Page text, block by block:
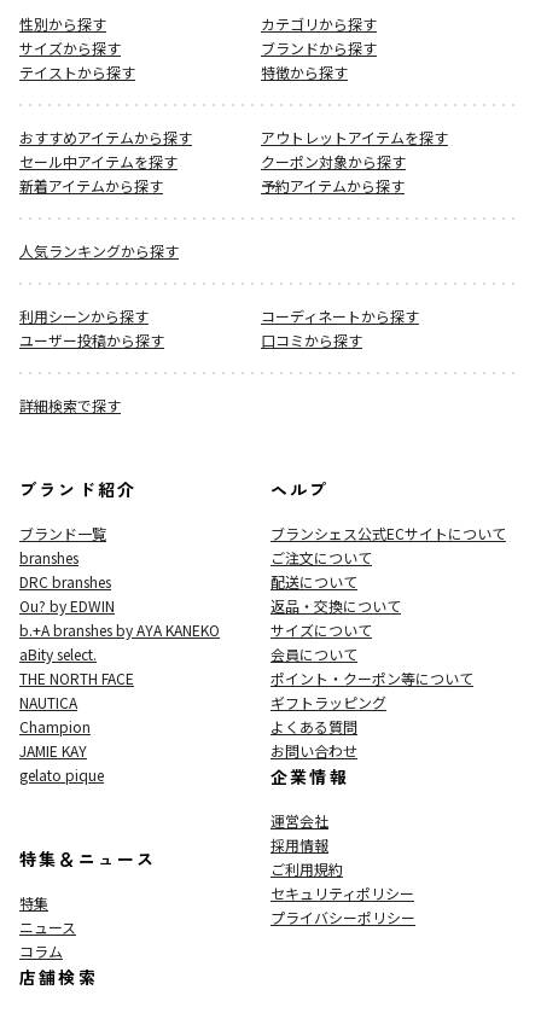
性別から探す
カテゴリから探す
サイズから探す
ブランドから探す
テイストから探す
特徴から探す
おすすめアイテムから探す
アウトレットアイテムを探す
セール中アイテムを探す
クーポン対象から探す
新着アイテムから探す
予約アイテムから探す
人気ランキングから探す
利用シーンから探す
コーディネートから探す
ユーザー投稿から探す
口コミから探す
詳細検索で探す
ブランド紹介
ブランド一覧
branshes
DRC branshes
Ou? by EDWIN
b.+A branshes by AYA KANEKO
aBity select.
THE NORTH FACE
NAUTICA
Champion
JAMIE KAY
gelato pique
特集＆ニュース
特集
ニュース
コラム
店舗検索
ヘルプ
ブランシェス公式ECサイトについて
ご注文について
配送について
返品・交換について
サイズについて
会員について
ポイント・クーポン等について
ギフトラッピング
よくある質問
お問い合わせ
企業情報
運営会社
採用情報
ご利用規約
セキュリティポリシー
プライバシーポリシー